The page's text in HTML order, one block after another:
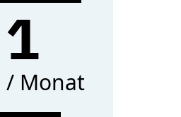
1
/ Monat